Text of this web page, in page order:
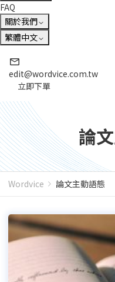
FAQ
關於我們
繁體中文
edit@wordvice.com.tw
立即下單
論
Wordvice 論文主動語態